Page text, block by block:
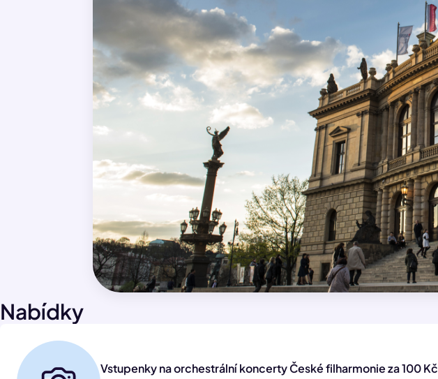
Nabídky
Vstupenky na orchestrální koncerty České filharmonie za 100 Kč